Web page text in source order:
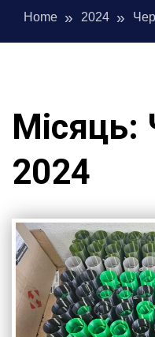
Home 2024
Місяць:
2024